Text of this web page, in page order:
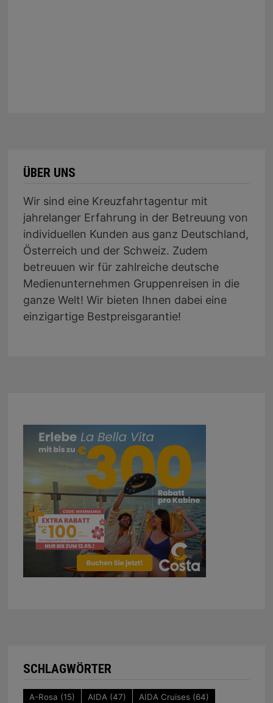
ÜBER UNS
Wir sind eine Kreuzfahrtagentur mit
jahrelanger Erfahrung in der Betreuung von
individuellen Kunden aus ganz Deutschland,
Österreich und der Schweiz. Zudem
betreuuen wir für zahlreiche deutsche
Medienunternehmen Gruppenreisen in die
ganze Welt! Wir bieten Ihnen dabei eine
einzigartige Bestpreisgarantie!
SCHLAGWÖRTER
A-Rosa (15) AIDA (47) AIDA Cruises (64)